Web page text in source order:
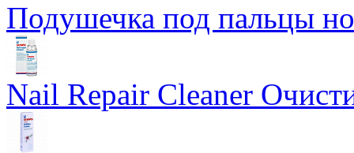
Подушечка под пальцы
Nail Repair Cleaner